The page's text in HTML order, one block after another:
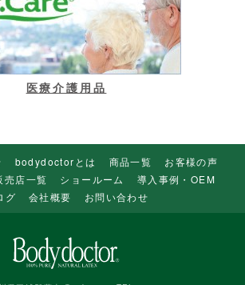
医療介護用品
bodydoctorとは 商品一覧
お客様の声
売店一覧 ショールーム
導入事例・OEM
グ
会社概要 お問い合わせ